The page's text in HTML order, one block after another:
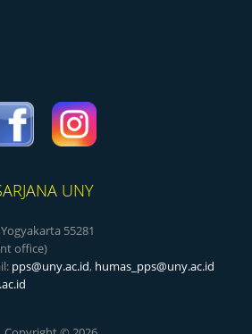
UNY
55281
office)
pps@uny.ac.id, humas_pps@uny.ac.id